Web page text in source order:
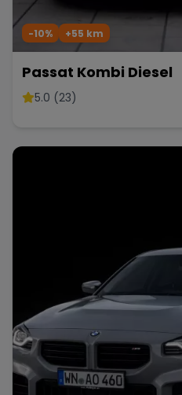
-10% +55 km
Passat Kombi Diesel
5.0 (23)